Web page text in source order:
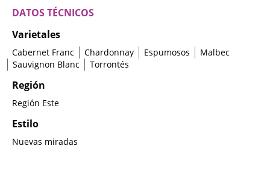
DATOS TÉCNICOS
Varietales
Cabernet Franc Chardonnay Espumosos
Malbec
Sauvignon Blanc
Torrontés
Región
Región Este
Estilo
Nuevas miradas